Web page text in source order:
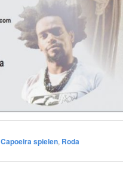
Capoeira spielen, Roda